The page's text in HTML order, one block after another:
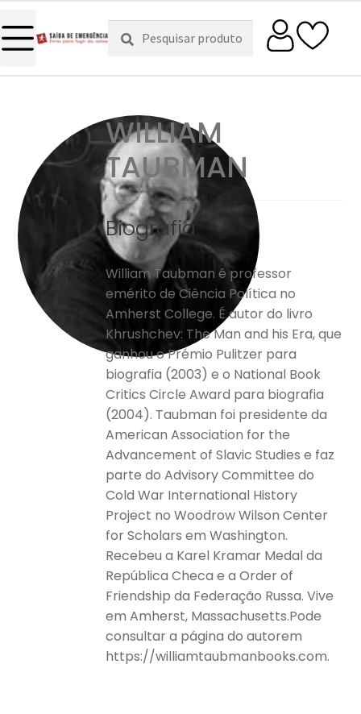
Pesquisar
por:
Pesquisa
WILLIAM
TAUBMAN
Biografia
William Taubman é professor
emérito de Ciência Política no
Amherst College. É autor do livro
Khrushchev: The Man and his Era, que
ganhou o Prémio Pulitzer para
biografia (2003) e o National Book
Critics Circle Award para biografia
(2004). Taubman foi presidente da
American Association for the
Advancement of Slavic Studies e faz
parte do Advisory Committee do
Cold War International History
Project no Woodrow Wilson Center
for Scholars em Washington.
Recebeu a Karel Kramar Medal da
República Checa e a Order of
Friendship da Federação Russa. Vive
em Amherst, Massachusetts.Pode
consultar a página do autorem
https://williamtaubmanbooks.com.